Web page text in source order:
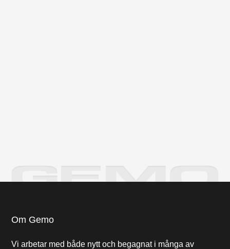
Om Gemo
Vi arbetar med både nytt och begagnat i många av